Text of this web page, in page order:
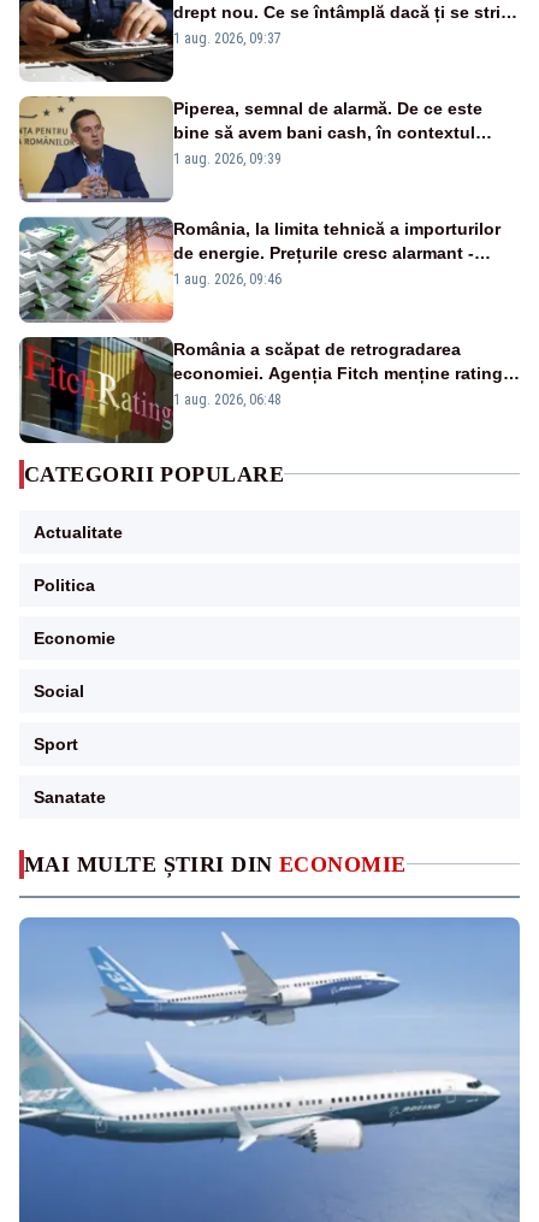
MAI MULTE ȘTIRI DIN ECONOMIE
drept nou. Ce se întâmplă dacă ți se strică
un produs
1 aug. 2026, 09:37
Piperea, semnal de alarmă. De ce este
bine să avem bani cash, în contextul
alertei energetice?
1 aug. 2026, 09:39
România, la limita tehnică a importurilor
de energie. Prețurile cresc alarmant -
Analiză Realitatea Plus
1 aug. 2026, 09:46
România a scăpat de retrogradarea
economiei. Agenția Fitch menține ratingul
„BBB-” cu perspectivă negativă
1 aug. 2026, 06:48
CATEGORII POPULARE
Actualitate
Politica
Economie
Social
Sport
Sanatate